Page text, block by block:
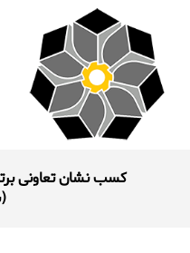
کسب نشان تعاونی